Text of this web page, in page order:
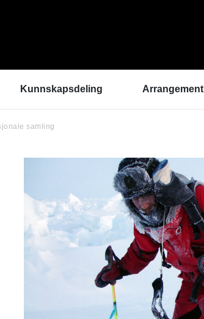
Kunnskapsdeling
Kunnskapsbank
Se en gang til - bedre
rekrutteringsprosesser
for bærekraftige
prestasjonsmiljøer
Podkast
Helsetilbudet
Sammen om like muligheter
Arrangement
samling